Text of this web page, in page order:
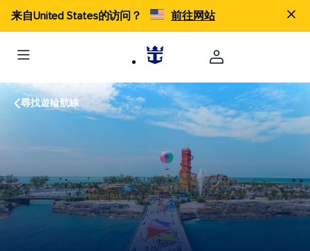
来自United States的访问？ 前往网站
尋找遊輪航線